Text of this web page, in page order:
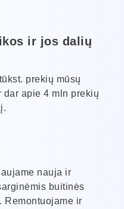
ir jos dalių
prekių mūsų
apie 4 mln prekių
nauja ir
buitinės
Remontuojame ir